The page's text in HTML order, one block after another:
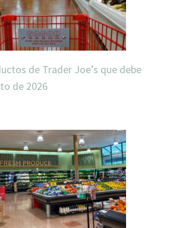
de Trader Joe’s que debe
de 2026